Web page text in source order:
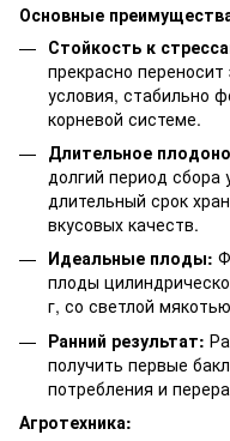
Основные
Стойкость к
прекрасно
условия, стабильно
корневой системе.
Длительное
долгий период
длительный срок
вкусовых качеств.
Идеальные плоды:
плоды
г, со светлой
Ранний результат:
получить первые
потребления и
Агротехника: